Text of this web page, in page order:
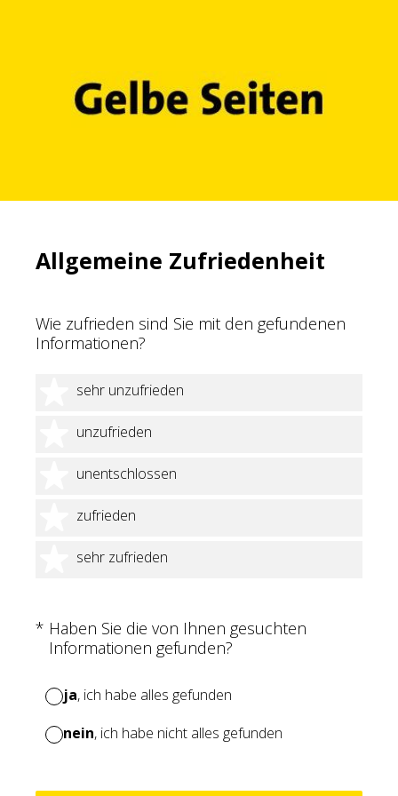
Allgemeine Zufriedenheit
Wie zufrieden sind Sie mit den gefundenen
Informationen?
sehr unzufrieden
1 Stern
unzufrieden
2 Sterne
unentschlossen
3 Sterne
zufrieden
4 Sterne
sehr zufrieden
5 Sterne
* Haben Sie die von Ihnen gesuchten
Informationen gefunden?
(Erforderlich.)
ja, ich habe alles gefunden
nein, ich habe nicht alles gefunden